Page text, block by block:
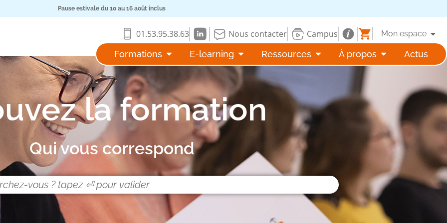
Pause estivale du 10 au 16 août inclus
01.53.95.38.63 Nous contacter Campus Mon espace
Formations E-learning Ressources À propos Actus
la formation
Qui vous correspond